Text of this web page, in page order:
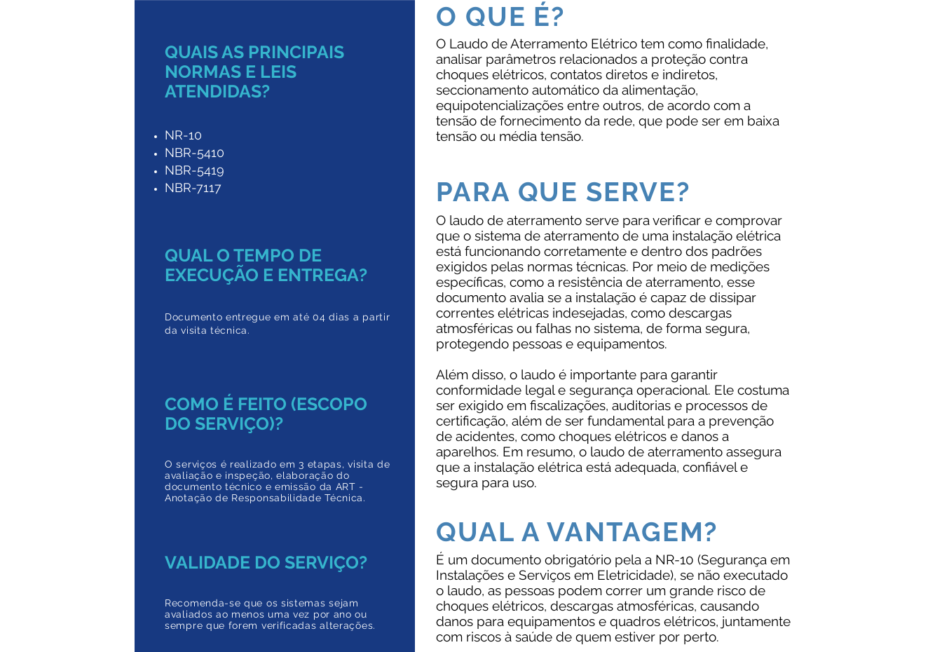
QUAIS AS PRINCIPAIS
NORMAS E LEIS
ATENDIDAS?
NR-10
NBR-5410
NBR-5419
NBR-7117
QUAL O TEMPO DE
EXECUÇÃO E ENTREGA?
Documento entregue em até 04 dias a partir
da visita técnica.
COMO É FEITO (ESCOPO
DO SERVIÇO)?
O serviços é realizado em 3 etapas, visita de
avaliação e inspeção, elaboração do
documento técnico e emissão da ART -
Anotação de Responsabilidade Técnica.
VALIDADE DO SERVIÇO?
Recomenda-se que os sistemas sejam
avaliados ao menos uma vez por ano ou
sempre que forem verificadas alterações.
O QUE É?
O Laudo de Aterramento Elétrico tem como finalidade,
analisar parâmetros relacionados a proteção contra
choques elétricos, contatos diretos e indiretos,
seccionamento automático da alimentação,
equipotencializações entre outros, de acordo com a
tensão de fornecimento da rede, que pode ser em baixa
tensão ou média tensão.
PARA QUE SERVE?
O laudo de aterramento serve para verificar e comprovar
que o sistema de aterramento de uma instalação elétrica
está funcionando corretamente e dentro dos padrões
exigidos pelas normas técnicas. Por meio de medições
específicas, como a resistência de aterramento, esse
documento avalia se a instalação é capaz de dissipar
correntes elétricas indesejadas, como descargas
atmosféricas ou falhas no sistema, de forma segura,
protegendo pessoas e equipamentos.
Além disso, o laudo é importante para garantir
conformidade legal e segurança operacional. Ele costuma
ser exigido em fiscalizações, auditorias e processos de
certificação, além de ser fundamental para a prevenção
de acidentes, como choques elétricos e danos a
aparelhos. Em resumo, o laudo de aterramento assegura
que a instalação elétrica está adequada, confiável e
segura para uso.
QUAL A VANTAGEM?
É um documento obrigatório pela a NR-10 (Segurança em
Instalações e Serviços em Eletricidade), se não executado
o laudo, as pessoas podem correr um grande risco de
choques elétricos, descargas atmosféricas, causando
danos para equipamentos e quadros elétricos, juntamente
com riscos à saúde de quem estiver por perto.